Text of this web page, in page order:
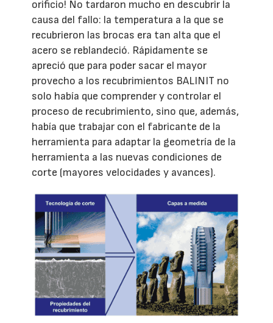
orificio! No tardaron mucho en descubrir la
causa del fallo: la temperatura a la que se
recubrieron las brocas era tan alta que el
acero se reblandeció. Rápidamente se
apreció que para poder sacar el mayor
provecho a los recubrimientos BALINIT no
solo había que comprender y controlar el
proceso de recubrimiento, sino que, además,
había que trabajar con el fabricante de la
herramienta para adaptar la geometría de la
herramienta a las nuevas condiciones de
corte (mayores velocidades y avances).